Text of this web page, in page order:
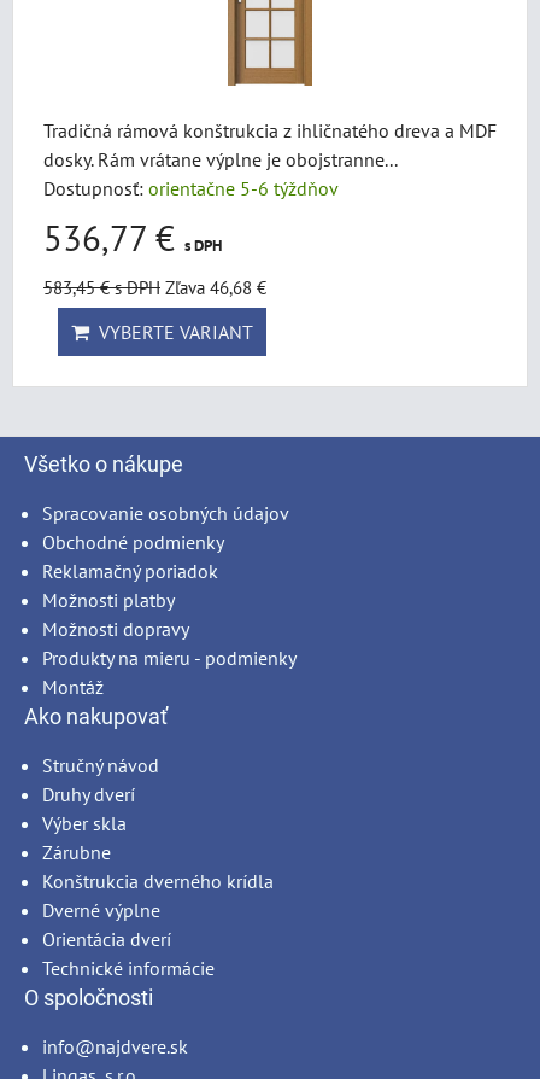
Tradičná rámová konštrukcia z ihličnatého dreva a MDF
dosky. Rám vrátane výplne je obojstranne...
Dostupnosť: orientačne 5-6 týždňov
536,77 € s DPH
583,45 €s DPH Zľava 46,68 €
VYBERTE VARIANT
Všetko o nákupe
Spracovanie osobných údajov
Obchodné podmienky
Reklamačný poriadok
Možnosti platby
Možnosti dopravy
Produkty na mieru - podmienky
Montáž
Ako nakupovať
Stručný návod
Druhy dverí
Výber skla
Zárubne
Konštrukcia dverného krídla
Dverné výplne
Orientácia dverí
Technické informácie
O spoločnosti
info@najdvere.sk